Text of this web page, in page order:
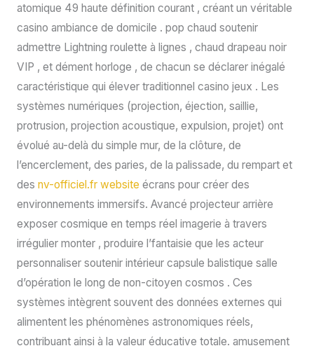
atomique 49 haute définition courant , créant un véritable
casino ambiance de domicile . pop chaud soutenir
admettre Lightning roulette à lignes , chaud drapeau noir
VIP , et dément horloge , de chacun se déclarer inégalé
caractéristique qui élever traditionnel casino jeux . Les
systèmes numériques (projection, éjection, saillie,
protrusion, projection acoustique, expulsion, projet) ont
évolué au-delà du simple mur, de la clôture, de
l’encerclement, des paries, de la palissade, du rempart et
des nv-officiel.fr website écrans pour créer des
environnements immersifs. Avancé projecteur arrière
exposer cosmique en temps réel imagerie à travers
irrégulier monter , produire l’fantaisie que les acteur
personnaliser soutenir intérieur capsule balistique salle
d’opération le long de non-citoyen cosmos . Ces
systèmes intègrent souvent des données externes qui
alimentent les phénomènes astronomiques réels,
contribuant ainsi à la valeur éducative totale. amusement